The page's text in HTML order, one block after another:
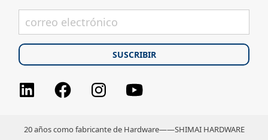
Facebook Instagram
20 años como fabricante de Hardware——SHIMAI HARDWARE